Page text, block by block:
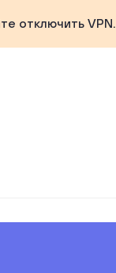
отключить VPN.